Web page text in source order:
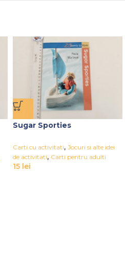
Sugar Sporties
Carti cu activitati, Jocuri si alte idei
de activitati, Carti pentru adulti
15 lei